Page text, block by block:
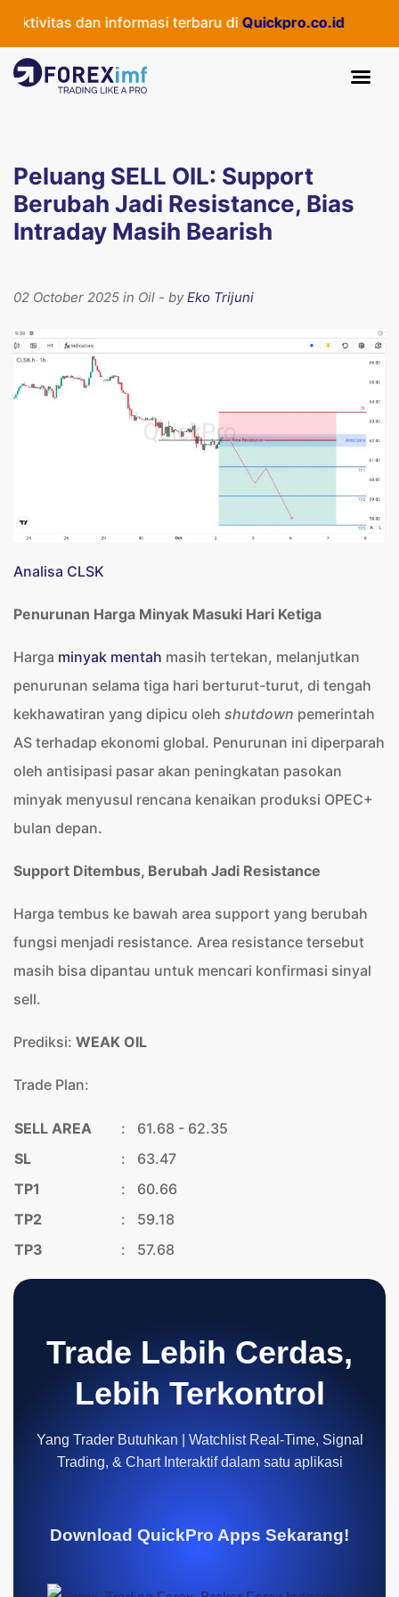
dan informasi terbaru diQuickpro.co.id
Peluang SELL OIL: Support
Berubah Jadi Resistance, Bias
Intraday Masih Bearish
02 October 2025 in Oil - byEko Trijuni
Analisa CLSK
Penurunan Harga Minyak Masuki Hari Ketiga
Harga minyak mentah masih tertekan, melanjutkan
penurunan selama tiga hari berturut-turut, di tengah
kekhawatiran yang dipicu oleh shutdown pemerintah
AS terhadap ekonomi global. Penurunan ini diperparah
oleh antisipasi pasar akan peningkatan pasokan
minyak menyusul rencana kenaikan produksi OPEC+
bulan depan.
Support Ditembus, Berubah Jadi Resistance
Harga tembus ke bawah area support yang berubah
fungsi menjadi resistance. Area resistance tersebut
masih bisa dipantau untuk mencari konfirmasi sinyal
sell.
Prediksi: WEAK OIL
Trade Plan:
SELL AREA :
61.68 - 62.35
SL
:
63.47
TP1
:
60.66
TP2
:
59.18
TP3
: 57.68
Trade Lebih Cerdas,
Lebih Terkontrol
Yang Trader Butuhkan | Watchlist Real-Time, Signal
Trading, & Chart Interaktif dalam satu aplikasi
Download QuickPro Apps Sekarang!